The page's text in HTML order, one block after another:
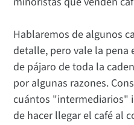
Hablaremos de algunos
detalle, pero vale la pena
de pájaro de toda la
por algunas razones.
cuántos "intermediarios"
de hacer llegar el café al